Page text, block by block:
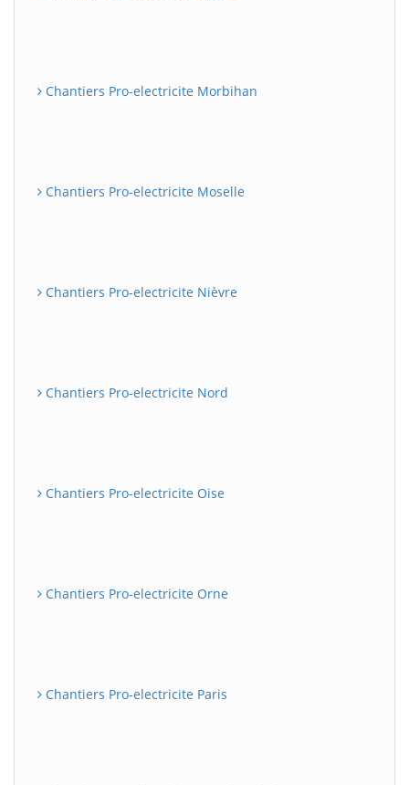
Chantiers Pro-electricite Morbihan
Chantiers Pro-electricite Moselle
Chantiers Pro-electricite Nièvre
Chantiers Pro-electricite Nord
Chantiers Pro-electricite Oise
Chantiers Pro-electricite Orne
Chantiers Pro-electricite Paris